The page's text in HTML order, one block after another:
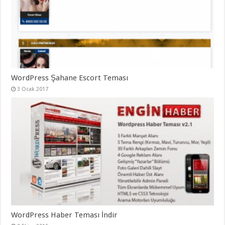
WordPress Şahane Escort Teması
3 Ocak 2017
WordPress Haber Teması İndir